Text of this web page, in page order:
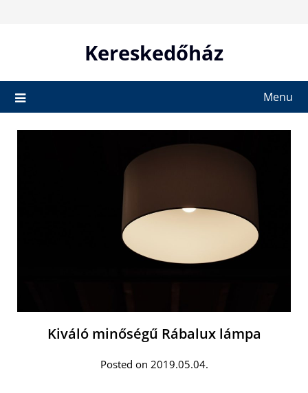
Kereskedőház
Menu
Kiváló minőségű Rábalux lámpa
Posted on 2019.05.04.